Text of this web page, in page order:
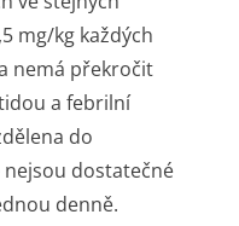
mg/kg každých
nemá překročit
a febrilní
do
dostatečné
denně.